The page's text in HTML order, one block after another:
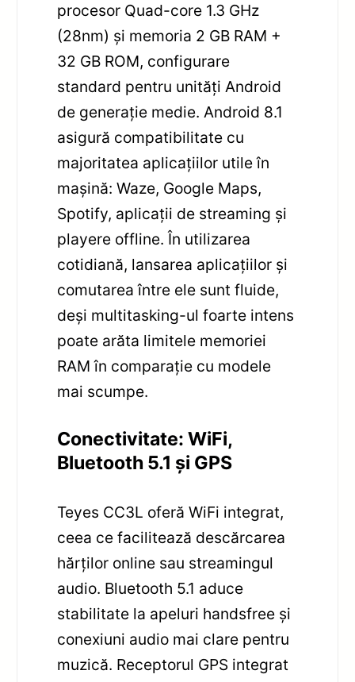
procesor Quad-core 1.3 GHz
(28nm) și memoria 2 GB RAM +
32 GB ROM, configurare
standard pentru unități Android
de generație medie. Android 8.1
asigură compatibilitate cu
majoritatea aplicațiilor utile în
mașină: Waze, Google Maps,
Spotify, aplicații de streaming și
playere offline. În utilizarea
cotidiană, lansarea aplicațiilor și
comutarea între ele sunt fluide,
deși multitasking-ul foarte intens
poate arăta limitele memoriei
RAM în comparație cu modele
mai scumpe.
Conectivitate: WiFi,
Bluetooth 5.1 și GPS
Teyes CC3L oferă WiFi integrat,
ceea ce facilitează descărcarea
hărților online sau streamingul
audio. Bluetooth 5.1 aduce
stabilitate la apeluri handsfree și
conexiuni audio mai clare pentru
muzică. Receptorul GPS integrat